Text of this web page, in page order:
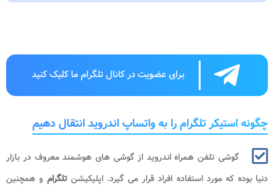
برای عضویت در کانال تلگرام ما کلیک کنید
چگونه استیکر تلگرام را به واتساپ اندروید انتقال دهیم
گوشی تلفن همراه اندروید از گوشی های هوشمند معروف در بازار
دنیا بوده که مورد استفاده افراد قرار می گیرد. اپلیکیشنتلگرام و همچنین